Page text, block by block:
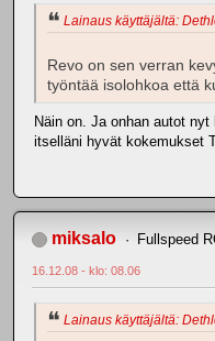
Lainaus käyttäjältä:
Revo on sen verran
työntää isolohkoa että
Näin on. Ja onhan autot
itselläni hyvät kokemukset
miksalo Fullspeed
16.12.08 - klo: 08.06
Lainaus käyttäjältä: